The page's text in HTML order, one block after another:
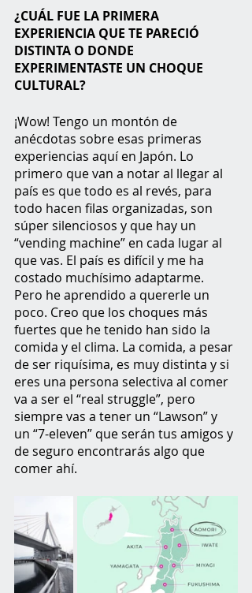
¿CUÁL FUE LA PRIMERA
EXPERIENCIA QUE TE PARECIÓ
DISTINTA O DONDE
EXPERIMENTASTE UN CHOQUE
CULTURAL?
¡Wow! Tengo un montón de
anécdotas sobre esas primeras
experiencias aquí en Japón. Lo
primero que van a notar al llegar al
país es que todo es al revés, para
todo hacen filas organizadas, son
súper silenciosos y que hay un
“vending machine” en cada lugar al
que vas. El país es difícil y me ha
costado muchísimo adaptarme.
Pero he aprendido a quererle un
poco. Creo que los choques más
fuertes que he tenido han sido la
comida y el clima. La comida, a pesar
de ser riquísima, es muy distinta y si
eres una persona selectiva al comer
va a ser el “real struggle”, pero
siempre vas a tener un “Lawson” y
un “7-eleven” que serán tus amigos y
de seguro encontrarás algo que
comer ahí.